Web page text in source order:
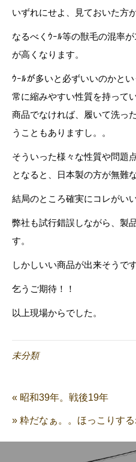
いずれにせよ、見ておいた方
なるべくｳｰﾙ等の獣毛の混率
が高くなります。
ｳｰﾙが多いと必ずいいのかと
常に縮みやすい性質を持って
商品でなければ、履いて洗っ
うこともありますし。。
そういった様々な性質や問題
となると、日本製の方が無難
結局のところ確実にコレがい
弊社も試行錯誤しながら、製
す。
しかしいい商品が出来そうです
乞うご期待！！
以上現場からでした。
未分類
« 昭和39年。戦後19年
» 粋だなぁ。。ほっこりする